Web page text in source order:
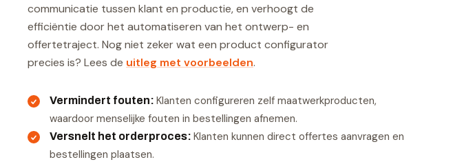
communicatie tussen klant en productie, en verhoogt de
efficiëntie door het automatiseren van het ontwerp- en
offertetraject. Nog niet zeker wat een product configurator
precies is? Lees de uitleg met voorbeelden.
Vermindert fouten: Klanten configureren zelf maatwerkproducten,
waardoor menselijke fouten in bestellingen afnemen.
Versnelt het orderproces: Klanten kunnen direct offertes aanvragen en
bestellingen plaatsen.